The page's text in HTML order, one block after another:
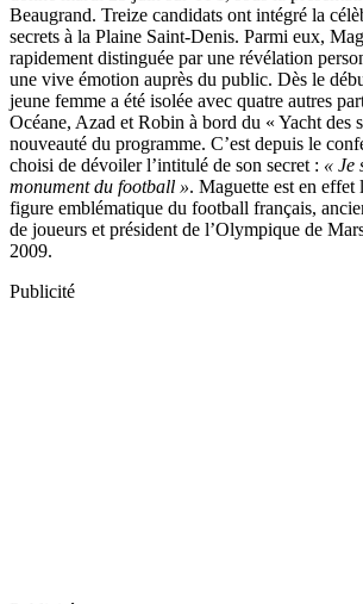
Beaugrand. Treize candidats ont intégré la
secrets à la Plaine Saint-Denis. Parmi eux,
rapidement distinguée par une révélation
une vive émotion auprès du public. Dès le
jeune femme a été isolée avec quatre autres
Océane, Azad et Robin à bord du « Yacht des
nouveauté du programme. C’est depuis le
choisi de dévoiler l’intitulé de son secret : « Je
monument du football ». Maguette est en
figure emblématique du football français,
de joueurs et président de l’Olympique de
2009.
Publicité